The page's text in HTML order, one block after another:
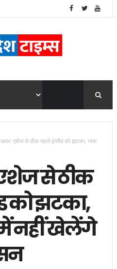
खबर: एशेज से ठीक पहले इंग्लैंड को झटका, गाबा
से ठीक
को झटका,
में नहीं खेलेंगे